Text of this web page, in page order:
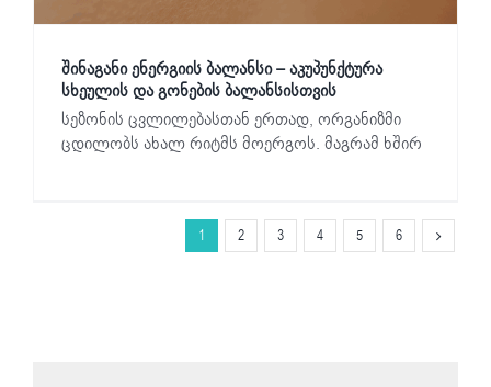
შინაგანი ენერგიის ბალანსი – აკუპუნქტურა
სხეულის და გონების ბალანსისთვის
სეზონის ცვლილებასთან ერთად, ორგანიზმი
ცდილობს ახალ რიტმს მოერგოს. მაგრამ ხშირ
1 2 3 4 5 6